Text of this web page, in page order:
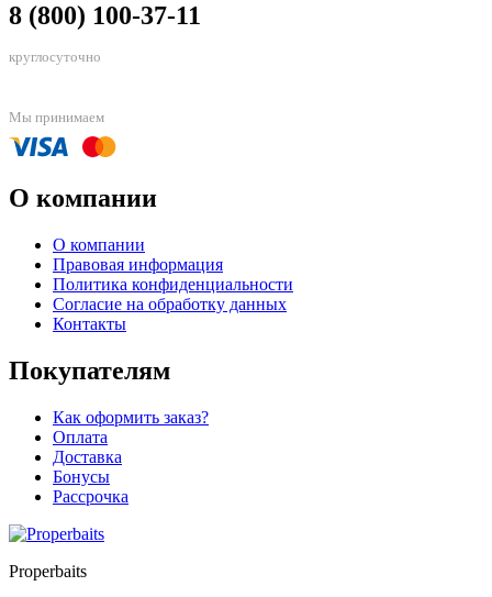
8 (800) 100-37-11
круглосуточно
Мы принимаем
О компании
О компании
Правовая информация
Политика конфиденциальности
Согласие на обработку данных
Контакты
Покупателям
Как оформить заказ?
Оплата
Доставка
Бонусы
Рассрочка
Properbaits